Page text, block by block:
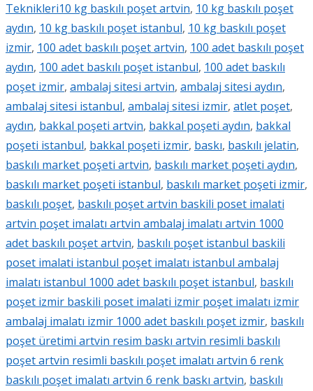
Teknikleri10 kg baskılı poşet artvin, 10 kg baskılı poşet
aydın, 10 kg baskılı poşet istanbul, 10 kg baskılı poşet
izmir, 100 adet baskılı poşet artvin, 100 adet baskılı poşet
aydın, 100 adet baskılı poşet istanbul, 100 adet baskılı
poşet izmir, ambalaj sitesi artvin, ambalaj sitesi aydın,
ambalaj sitesi istanbul, ambalaj sitesi izmir, atlet poşet,
aydın, bakkal poşeti artvin, bakkal poşeti aydın, bakkal
poşeti istanbul, bakkal poşeti izmir, baskı, baskılı jelatin,
baskılı market poşeti artvin, baskılı market poşeti aydın,
baskılı market poşeti istanbul, baskılı market poşeti izmir,
baskılı poşet, baskılı poşet artvin baskili poset imalati
artvin poşet imalatı artvin ambalaj imalatı artvin 1000
adet baskılı poşet artvin, baskılı poşet istanbul baskili
poset imalati istanbul poşet imalatı istanbul ambalaj
imalatı istanbul 1000 adet baskılı poşet istanbul, baskılı
poşet izmir baskili poset imalati izmir poşet imalatı izmir
ambalaj imalatı izmir 1000 adet baskılı poşet izmir, baskılı
poşet üretimi artvin resim baskı artvin resimli baskılı
poşet artvin resimli baskılı poşet imalatı artvin 6 renk
baskılı poşet imalatı artvin 6 renk baskı artvin, baskılı